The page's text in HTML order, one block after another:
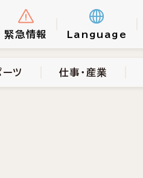
緊急情報 Language
ーツ 市政情報
ーツ 仕事・産業